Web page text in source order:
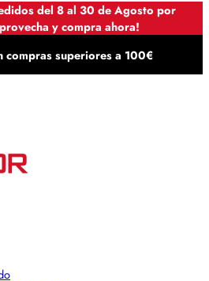
del 8 al 30 de Agosto por
y compra ahora!
compras superiores a 100€